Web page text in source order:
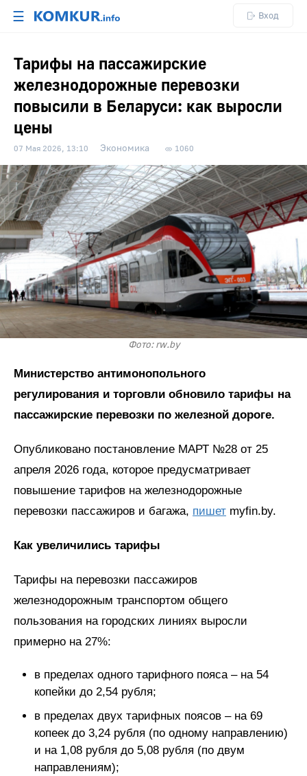
☰ Вход
Тарифы на пассажирские
железнодорожные перевозки
повысили в Беларуси: как выросли
цены
07 Мая 2026, 13:10 Экономика 1060
Фото: rw.by
Министерство антимонопольного
регулирования и торговли обновило тарифы на
пассажирские перевозки по железной дороге.
Опубликовано постановление МАРТ №28 от 25
апреля 2026 года, которое предусматривает
повышение тарифов на железнодорожные
перевозки пассажиров и багажа, пишет myfin.by.
Как увеличились тарифы
Тарифы на перевозки пассажиров
железнодорожным транспортом общего
пользования на городских линиях выросли
примерно на 27%:
в пределах одного тарифного пояса – на 54
копейки до 2,54 рубля;
в пределах двух тарифных поясов – на 69
копеек до 3,24 рубля (по одному направлению)
и на 1,08 рубля до 5,08 рубля (по двум
направлениям);